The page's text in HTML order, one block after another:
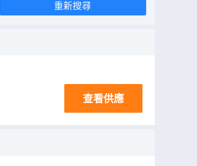
重新搜尋
查看供應